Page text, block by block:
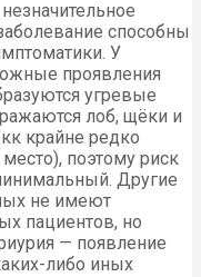
способны
У
проявления
угревые
лоб, щёки и
крайне редко
поэтому риск
Другие
не имеют
пациентов, но
— появление
либо иных